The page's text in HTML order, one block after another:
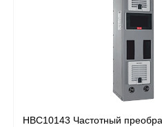
HBC10143 Частотный